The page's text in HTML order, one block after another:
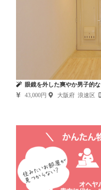
眼鏡を外した爽やか男子的な
43,000円
大阪府 浪速区